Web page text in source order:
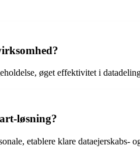
øget effektivitet i
løsning?
etablere klare dataejerskabs-